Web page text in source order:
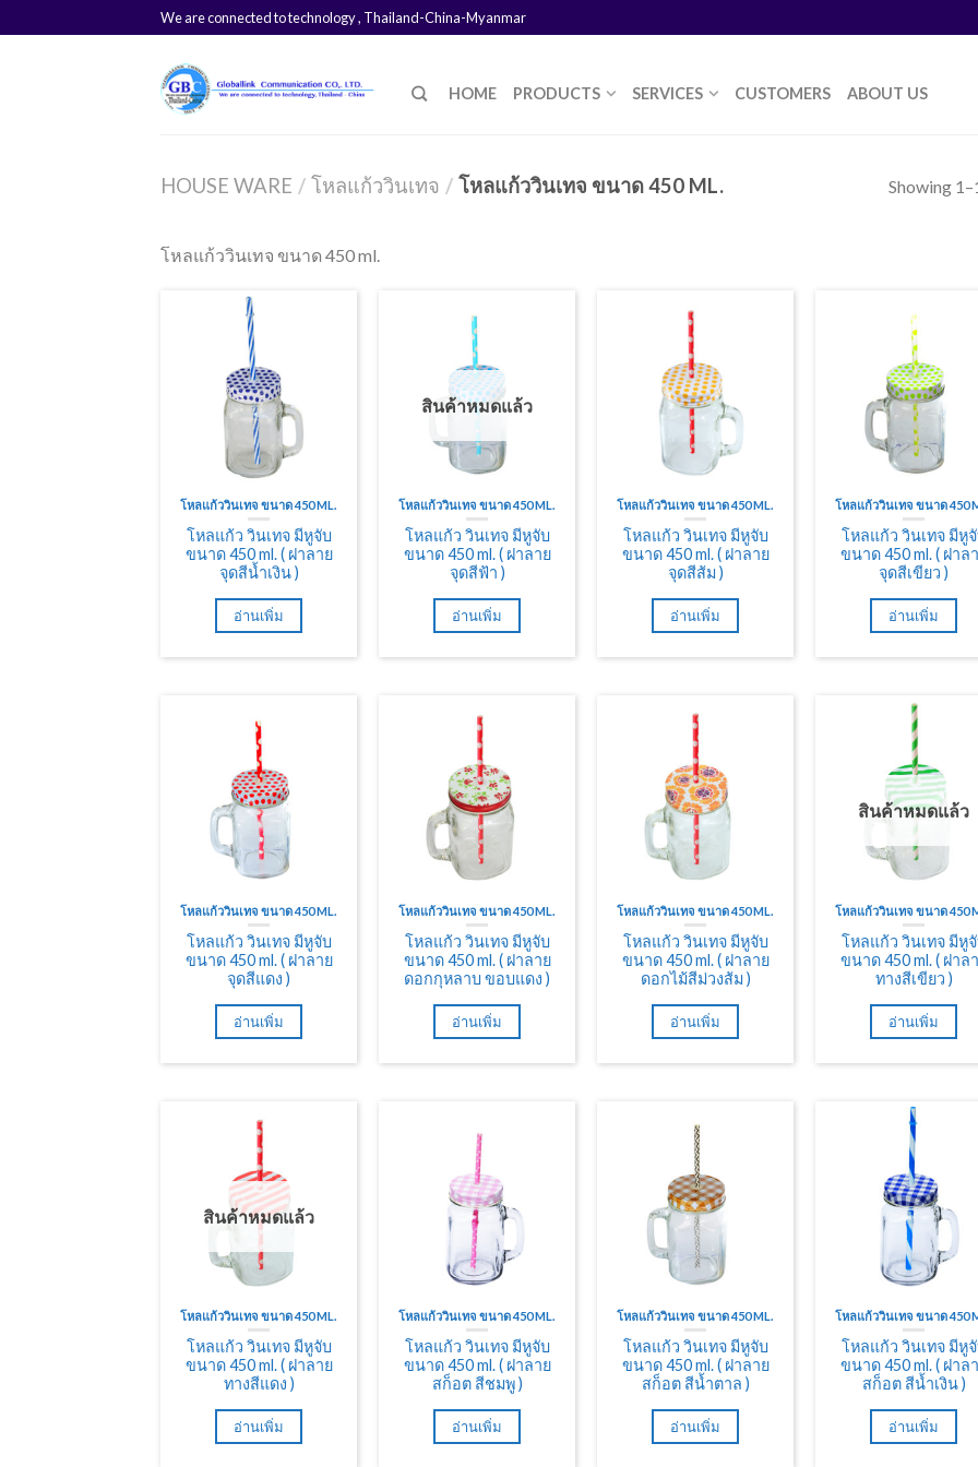
We are connected to technology , Thailand-China-Myanmar
HOME PRODUCTS SERVICES CUSTOMERS ABOUT US
HOUSE WARE / โหลแก้ววินเทจ / โหลแก้ววินเทจ ขนาด 450 ML. Showing
โหลแก้ววินเทจ ขนาด 450 ml.
โหลแก้ววินเทจ ขนาด 450 ML.
โหลแก้ว วินเทจ มีหูจับ
ขนาด 450 ml. ( ฝาลาย
จุดสีน้ำเงิน )
อ่านเพิ่ม
สินค้าหมดแล้ว
โหลแก้ววินเทจ ขนาด 450 ML.
โหลแก้ว วินเทจ มีหูจับ
ขนาด 450 ml. ( ฝาลาย
จุดสีฟ้า )
อ่านเพิ่ม
โหลแก้ววินเทจ ขนาด 450 ML.
โหลแก้ว วินเทจ มีหูจับ
ขนาด 450 ml. ( ฝาลาย
จุดสีส้ม )
อ่านเพิ่ม
โหลแก้ววินเทจ ขนาด 450
โหลแก้ว วินเทจ มีหู
ขนาด 450 ml. ( ฝาล
จุดสีเขียว )
อ่านเพิ่ม
โหลแก้ววินเทจ ขนาด 450 ML.
โหลแก้ว วินเทจ มีหูจับ
ขนาด 450 ml. ( ฝาลาย
จุดสีแดง )
อ่านเพิ่ม
โหลแก้ววินเทจ ขนาด 450 ML.
โหลแก้ว วินเทจ มีหูจับ
ขนาด 450 ml. ( ฝาลาย
ดอกกุหลาบ ขอบแดง )
อ่านเพิ่ม
โหลแก้ววินเทจ ขนาด 450 ML.
โหลแก้ว วินเทจ มีหูจับ
ขนาด 450 ml. ( ฝาลาย
ดอกไม้สีม่วงส้ม )
อ่านเพิ่ม
สินค้าหมดแล้ว
โหลแก้ววินเทจ ขนาด 450
โหลแก้ว วินเทจ มีหู
ขนาด 450 ml. ( ฝาล
ทางสีเขียว )
อ่านเพิ่ม
สินค้าหมดแล้ว
โหลแก้ววินเทจ ขนาด 450 ML.
โหลแก้ว วินเทจ มีหูจับ
ขนาด 450 ml. ( ฝาลาย
ทางสีแดง )
อ่านเพิ่ม
โหลแก้ววินเทจ ขนาด 450 ML.
โหลแก้ว วินเทจ มีหูจับ
ขนาด 450 ml. ( ฝาลาย
สก็อต สีชมพู )
อ่านเพิ่ม
โหลแก้ววินเทจ ขนาด 450 ML.
โหลแก้ว วินเทจ มีหูจับ
ขนาด 450 ml. ( ฝาลาย
สก็อต สีน้ำตาล )
อ่านเพิ่ม
โหลแก้ววินเทจ ขนาด 450
โหลแก้ว วินเทจ มีหู
ขนาด 450 ml. ( ฝาล
สก็อต สีน้ำเงิน )
อ่านเพิ่ม